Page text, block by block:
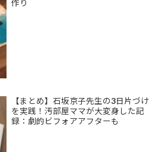
作り
【まとめ】石坂京子先生の3日片づけ
を実践！汚部屋ママが大変身した記
録：劇的ビフォアアフターも